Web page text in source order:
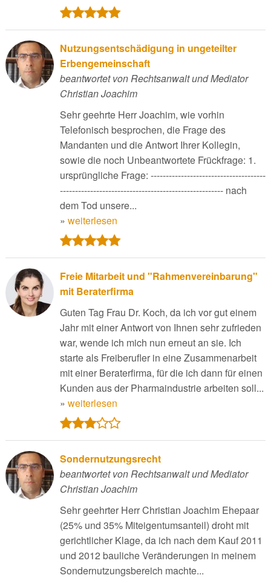
Nutzungsentschädigung in ungeteilter
Erbengemeinschaft
beantwortet von Rechtsanwalt und Mediator
Christian Joachim
Sehr geehrte Herr Joachim, wie vorhin
Telefonisch besprochen, die Frage des
Mandanten und die Antwort Ihrer Kollegin,
sowie die noch Unbeantwortete Frückfrage: 1.
ursprüngliche Frage: --------------------------------------
------------------------------------------------------ nach
dem Tod unsere...
» weiterlesen
Freie Mitarbeit und "Rahmenvereinbarung"
mit Beraterfirma
Guten Tag Frau Dr. Koch, da ich vor gut einem
Jahr mit einer Antwort von Ihnen sehr zufrieden
war, wende ich mich nun erneut an sie. Ich
starte als Freiberufler in eine Zusammenarbeit
mit einer Beraterfirma, für die ich dann für einen
Kunden aus der Pharmaindustrie arbeiten soll...
» weiterlesen
Sondernutzungsrecht
beantwortet von Rechtsanwalt und Mediator
Christian Joachim
Sehr geehrter Herr Christian Joachim Ehepaar
(25% und 35% Miteigentumsanteil) droht mit
gerichtlicher Klage, da ich nach dem Kauf 2011
und 2012 bauliche Veränderungen in meinem
Sondernutzungsbereich machte...